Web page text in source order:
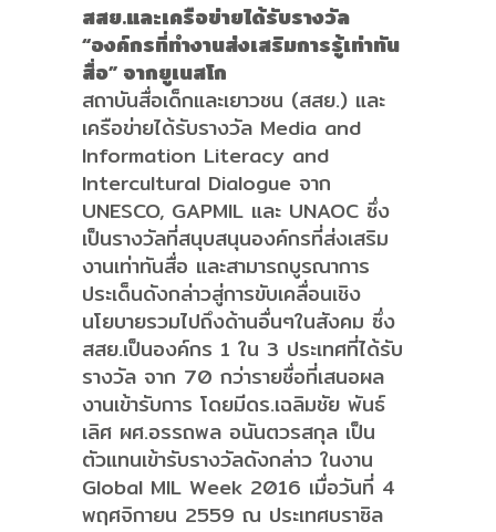
สสย.และเครือข่ายได้รับรางวัล
“องค์กรที่ทำงานส่งเสริมการรู้เท่าทัน
สื่อ” จากยูเนสโก
สถาบันสื่อเด็กและเยาวชน (สสย.) และ
เครือข่ายได้รับรางวัล Media and
Information Literacy and
Intercultural Dialogue จาก
UNESCO, GAPMIL และ UNAOC ซึ่ง
เป็นรางวัลที่สนุบสนุนองค์กรที่ส่งเสริม
งานเท่าทันสื่อ และสามารถบูรณาการ
ประเด็นดังกล่าวสู่การขับเคลื่อนเชิง
นโยบายรวมไปถึงด้านอื่นๆในสังคม ซึ่ง
สสย.เป็นองค์กร 1 ใน 3 ประเทศที่ได้รับ
รางวัล จาก 70 กว่ารายชื่อที่เสนอผล
งานเข้ารับการ โดยมีดร.เฉลิมชัย พันธ์
เลิศ ผศ.อรรถพล อนันตวรสกุล เป็น
ตัวแทนเข้ารับรางวัลดังกล่าว ในงาน
Global MIL Week 2016 เมื่อวันที่ 4
พฤศจิกายน 2559 ณ ประเทศบราซิล